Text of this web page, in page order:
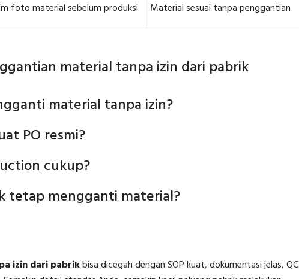
foto material sebelum produksi Material sesuai tanpa penggantian
material tanpa izin dari pabrik
material tanpa izin?
PO resmi?
cukup?
tetap mengganti material?
izin dari pabrikbisa dicegah dengan SOP kuat, dokumentasi jelas, QC